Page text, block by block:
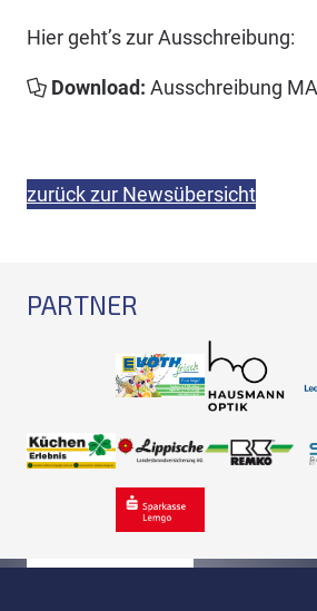
Hier geht’s zur Ausschreibung:
Download: Ausschreibung
zurück zur Newsübersicht
PARTNER